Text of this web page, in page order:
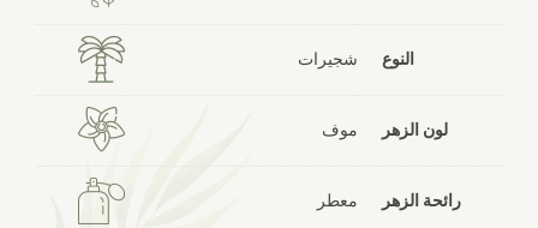
النوع شجيرات
لون الزهر موف
رائحة الزهر معطر